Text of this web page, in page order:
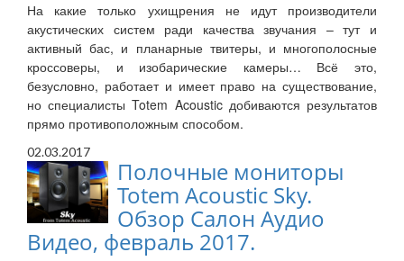
На какие только ухищрения не идут производители
акустических систем ради качества звучания – тут и
активный бас, и планарные твитеры, и многополосные
кроссоверы, и изобарические камеры… Всё это,
безусловно, работает и имеет право на существование,
но специалисты Totem Acoustic добиваются результатов
прямо противоположным способом.
02.03.2017
Полочные мониторы
Totem Acoustic Sky.
Обзор Салон Аудио
Видео, февраль 2017.